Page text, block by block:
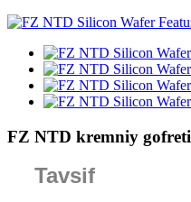
FZ NTD kremniy gofreti
Tavsif